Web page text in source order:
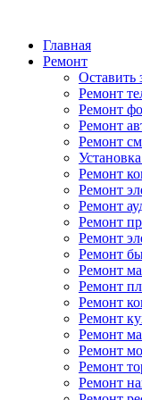
Главная
Ремонт
Оставить
Ремонт
Ремонт
Ремонт
Ремонт
Ремонт
Ремонт
Ремонт
Ремонт
Ремонт
Ремонт
Ремонт
Ремонт
Ремонт
Ремонт
Ремонт
Ремонт
Ремонт
Ремонт